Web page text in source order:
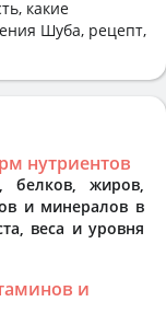
какие
Шуба, рецепт,
нутриентов
белков, жиров,
и минералов в
веса и уровня
и